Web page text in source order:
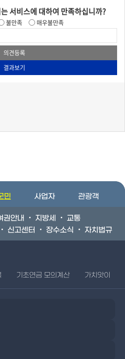
서비스에 대하여 만족하십니까?
불만족 매우불만족
민 사업자 관광객
권안내 지방세
교통
신고센터 장수소식 자치법규
기초연금 모의계산 가치앗이